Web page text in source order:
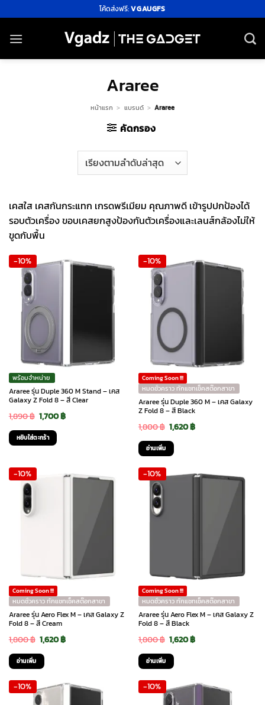
ไป
ยัง
โค้ดส่งฟรี:VGAUGFS
Araree
หน้าแรก > แบรนด์ > Araree
คัดกรอง
เคสใส เคสกันกระแทก เกรดพรีเมียม คุณภาพดี เข้ารูปปกป้องได้
รอบตัวเครื่อง ขอบเคสยกสูงป้องกันตัวเครื่องและเลนส์กล้องไม่ให้
ขูดกับพื้น
-10%
พร้อมจำหน่าย
Araree รุ่น Duple 360 M Stand – เคส
Galaxy Z Fold 8 – สี Clear
1,890฿ Original
price
was:
1,700฿Current
หยิบใส่ตะกร้า
-10%
Coming Soon !!!
หมดชั่วคราว ทักแชทเช็คสต๊อกสาขา
Araree รุ่น Duple 360 M – เคส Galaxy
Z Fold 8 – สี Black
1,800฿ Original
price
was:
1,800 ฿.
1,620฿Current
1,620 ฿.
อ่านเพิ่ม
-10%
Coming Soon !!!
หมดชั่วคราว ทักแชทเช็คสต๊อกสาขา
Araree รุ่น Aero Flex M – เคส Galaxy Z
Fold 8 – สี Cream
1,800฿ Original
price
was:
1,800 ฿.
1,620฿Current
1,620 ฿.
อ่านเพิ่ม
-10%
Coming Soon !!!
หมดชั่วคราว ทักแชทเช็คสต๊อกสาขา
Araree รุ่น Aero Flex M – เคส Galaxy Z
Fold 8 – สี Black
1,800฿ Original
price
was:
1,800 ฿.
1,620฿Current
1,620 ฿.
อ่านเพิ่ม
-10% -10%